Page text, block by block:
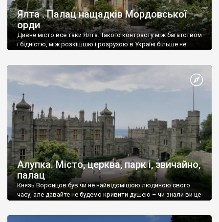
Ялта . Палац нащадків Мордовської
орди
Дивне місто все таки Ялта. Такого контрасту між багатством
і бідністю, між розкішшю і розрухою в Україні більше не
Алупка. Місто, церква, парк і, звичайно,
палац
Князь Воронцов був чи не найвідомішою людиною свого
часу, але давайте не будемо кривити душею – чи знали ви це